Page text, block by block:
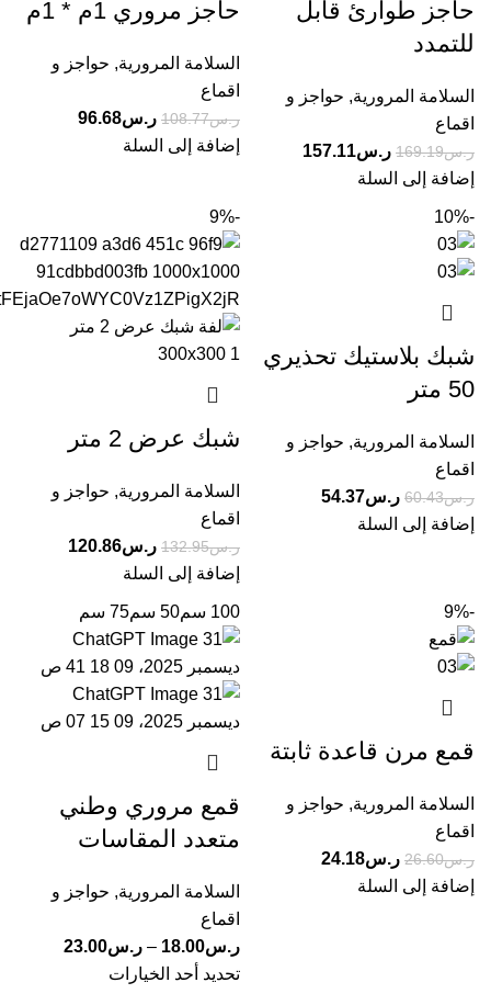
حاجز طوارئ قابل
للتمدد
السلامة المرورية, حواجز و
اقماع
ر.س169.19 ر.س157.11
إضافة إلى السلة
حاجز مروري 1م * 1م
السلامة المرورية, حواجز و
اقماع
ر.س108.77 ر.س96.68
إضافة إلى السلة
-10%
شبك بلاستيك تحذيري
50 متر
السلامة المرورية, حواجز و
اقماع
ر.س60.43 ر.س54.37
إضافة إلى السلة
-9%
شبك عرض 2 متر
السلامة المرورية, حواجز و
اقماع
ر.س132.95 ر.س120.86
إضافة إلى السلة
-9%
قمع مرن قاعدة ثابتة
السلامة المرورية, حواجز و
اقماع
ر.س26.60 ر.س24.18
إضافة إلى السلة
100 سم 50 سم 75 سم
قمع مروري وطني
متعدد المقاسات
السلامة المرورية, حواجز و
اقماع
ر.س18.00
– ر.س23.00
تحديد أحد الخيارات